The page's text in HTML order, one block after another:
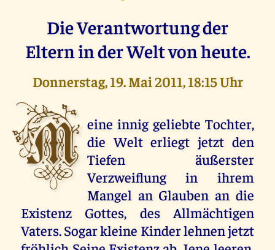
Die Verantwortung der
Eltern in der Welt von heute.
Donnerstag, 19. Mai 2011, 18:15 Uhr
M eine innig geliebte Tochter,
die Welt erliegt jetzt den
Tiefen äußerster
Verzweiflung in ihrem
Mangel an Glauben an die
Existenz Gottes, des Allmächtigen
Vaters. Sogar kleine Kinder lehnen jetzt